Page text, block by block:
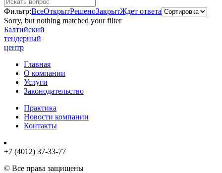
Фильтр:ВсеОткрытРешеноЗакрытЖдет ответа
Sorry, but nothing matched your filter
Балтийский
тендерный
центр
Главная
О компании
Услуги
Законодательство
Практика
Новости компании
Контакты
+7 (4012) 37-33-77
© Все права защищены